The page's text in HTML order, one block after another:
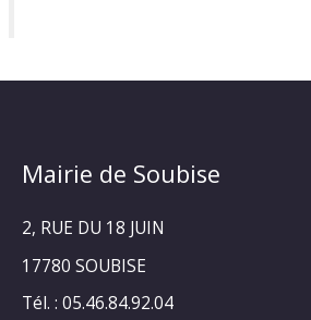
Mairie de Soubise
2, RUE DU 18 JUIN
17780 SOUBISE
Tél. : 05.46.84.92.04